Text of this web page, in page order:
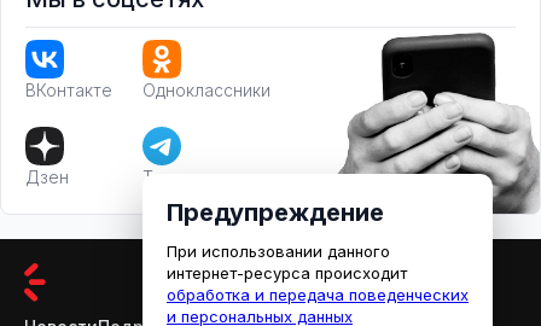
ВКонтакте Одноклассники
Дзен Телеграм
Предупреждение
При использовании данного
интернет-ресурса происходит
обработка и передача поведенческих
и персональных данных